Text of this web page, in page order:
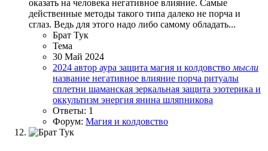
оказать на человека негативное влияние. Самые
действенные методы такого типа далеко не порча и
сглаз. Ведь для этого надо либо самому обладать...
Брат Тук
Тема
30 Май 2024
2024 автор аура защита магия и колдовство мысли
название негативное влияние порча ритуалы
сплетни шаманская зеркальная защита эзотерика и
оккультизм энергия янина шляпникова
Ответы: 1
Форум: Магия и колдовство